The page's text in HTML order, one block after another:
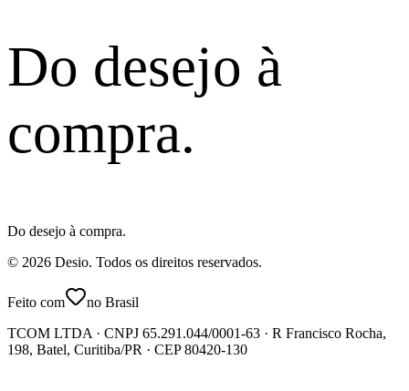
Do desejo à
compra.
Do desejo à compra.
© 2026 Desio. Todos os direitos reservados.
Feito com
no Brasil
TCOM LTDA · CNPJ 65.291.044/0001-63 · R Francisco Rocha,
198, Batel, Curitiba/PR · CEP 80420-130